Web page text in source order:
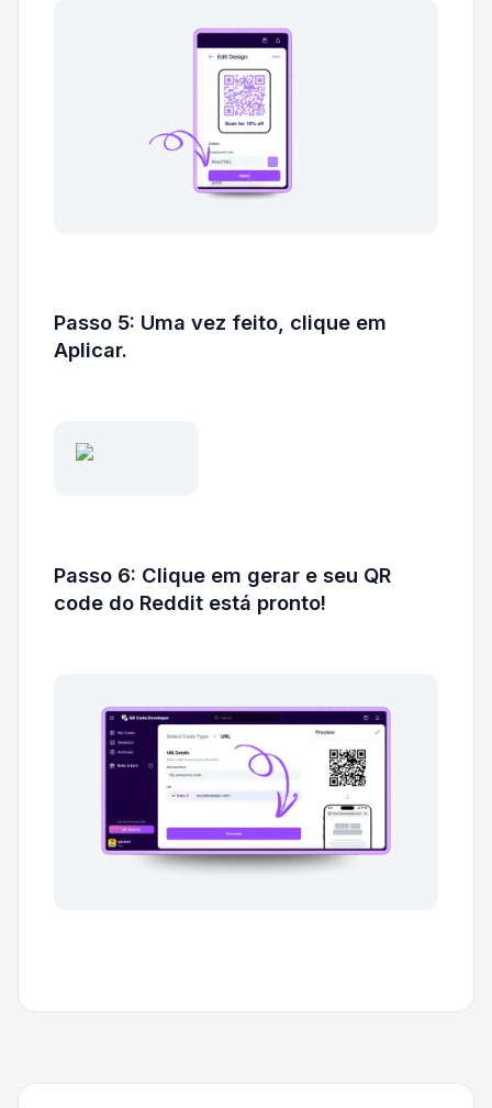
Passo 5: Uma vez feito, clique em
Aplicar.
Passo 6: Clique em gerar e seu QR
code do Reddit está pronto!